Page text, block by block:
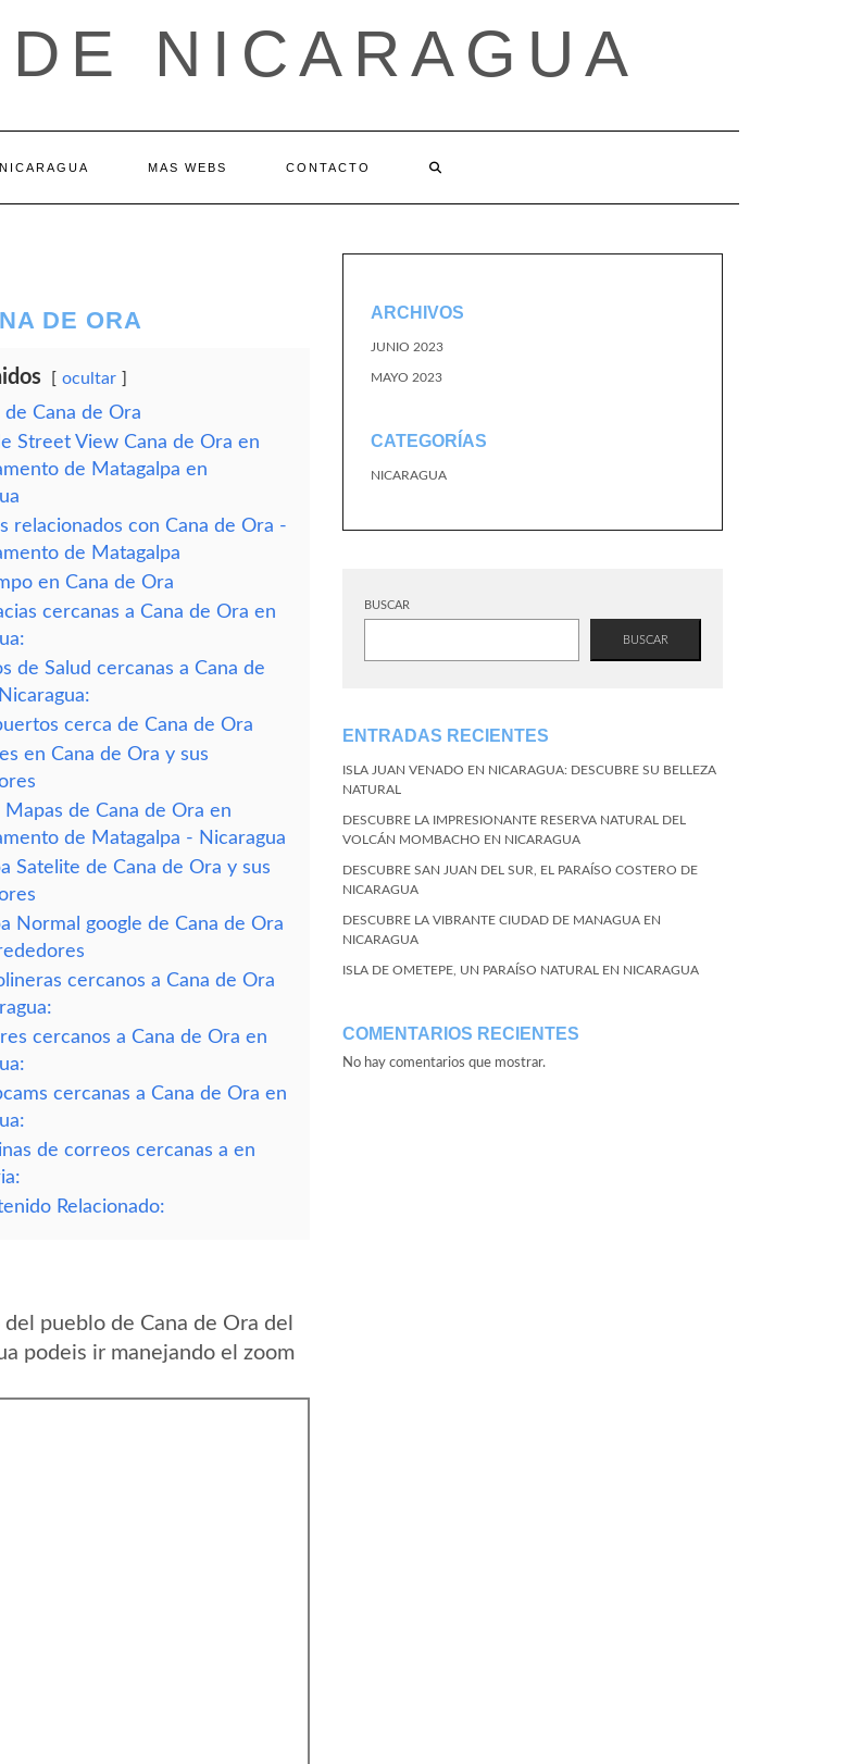
NICARAGUA
MAS WEBS CONTACTO
DE ORA
ocultar
de Cana de Ora
Street View Cana de Ora en
de Matagalpa en
relacionados con Cana de Ora -
de Matagalpa
en Cana de Ora
cercanas a Cana de Ora en
de Salud cercanas a Cana de
cerca de Cana de Ora
en Cana de Ora y sus
de Cana de Ora en
de Matagalpa - Nicaragua
Satelite de Cana de Ora y sus
Normal google de Cana de Ora
cercanos a Cana de Ora
cercanos a Cana de Ora en
cercanas a Cana de Ora en
de correos cercanas a en
Relacionado:
pueblo de Cana de Ora del
podeis ir manejando el zoom
ARCHIVOS
JUNIO 2023
MAYO 2023
CATEGORÍAS
NICARAGUA
BUSCAR
BUSCAR
ENTRADAS RECIENTES
ISLA JUAN VENADO EN NICARAGUA: DESCUBRE SU BELLEZA
NATURAL
DESCUBRE LA IMPRESIONANTE RESERVA NATURAL DEL
VOLCÁN MOMBACHO EN NICARAGUA
DESCUBRE SAN JUAN DEL SUR, EL PARAÍSO COSTERO DE
NICARAGUA
DESCUBRE LA VIBRANTE CIUDAD DE MANAGUA EN
NICARAGUA
ISLA DE OMETEPE, UN PARAÍSO NATURAL EN NICARAGUA
COMENTARIOS RECIENTES
No hay comentarios que mostrar.